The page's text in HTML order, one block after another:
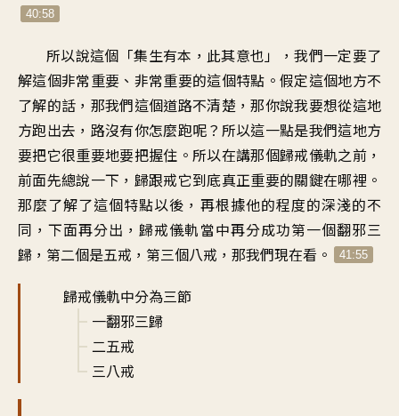
40:58
所以說這個「集生有本，此其意也」，我們一定要了
解這個非常重要、非常重要的這個特點。假定這個地方不
了解的話，那我們這個道路不清楚，那你說我要想從這地
方跑出去，路沒有你怎麼跑呢？所以這一點是我們這地方
要把它很重要地要把握住。所以在講那個歸戒儀軌之前，
前面先總說一下，歸跟戒它到底真正重要的關鍵在哪裡。
那麼了解了這個特點以後，再根據他的程度的深淺的不
同，下面再分出，歸戒儀軌當中再分成功第一個翻邪三
歸，第二個是五戒，第三個八戒，那我們現在看。
41:55
歸戒儀軌中分為三節
一翻邪三歸
二五戒
三八戒